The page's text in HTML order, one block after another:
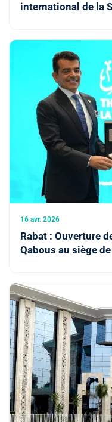
international de la
16 avr. 2026
Rabat : Ouverture
Qabous au siège de